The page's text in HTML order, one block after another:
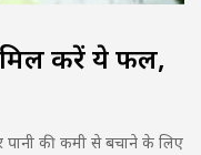
करें ये फल,
पानी की कमी से बचाने के लिए